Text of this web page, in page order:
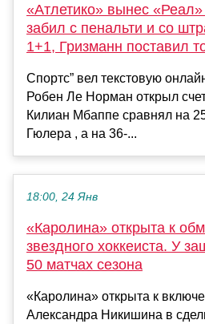
«Атлетико» вынес
забил с пенальти и со
1+1, Гризманн поставил
Спортс” вел текстовую
Робен Ле Норман открыл
Килиан Мбаппе сравнял на
Гюлера , а на 36-...
18:00, 24 Янв
«Каролина» открыта к
звездного хоккеиста. У
50 матчах сезона
«Каролина» открыта к
Александра Никишина в